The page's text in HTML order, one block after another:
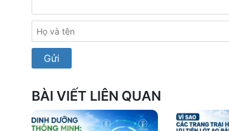
BÀI VIẾT LIÊN QUAN